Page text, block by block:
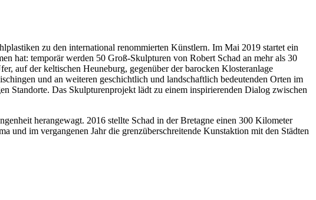
zu den international renommierten Künstlern. Im Mai 2019 startet ein
hat: temporär werden 50 Groß-Skulpturen von Robert Schad an mehr als 30
auf der keltischen Heuneburg, gegenüber der barocken Klosteranlage
und an weiteren geschichtlich und landschaftlich bedeutenden Orten im
Standorte. Das Skulpturenprojekt lädt zu einem inspirierenden Dialog zwischen
herangewagt. 2016 stellte Schad in der Bretagne einen 300 Kilometer
und im vergangenen Jahr die grenzüberschreitende Kunstaktion mit den Städten